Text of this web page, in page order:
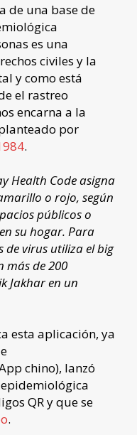
de una base de
es una
civiles y la
y como está
el rastreo
encarna a la
por
.
Health Code asigna
o rojo, según
públicos o
su hogar. Para
virus utiliza el big
más de 200
Jakhar en un
esta aplicación, ya
chino), lanzó
QR y que se
.